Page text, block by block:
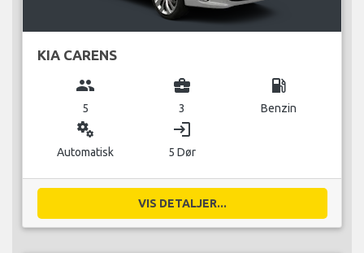
KIA CARENS
group
5
business_center
3
local_gas_station
Benzin
miscellaneous_services
Automatisk
login
5 Dør
VIS DETALJER...